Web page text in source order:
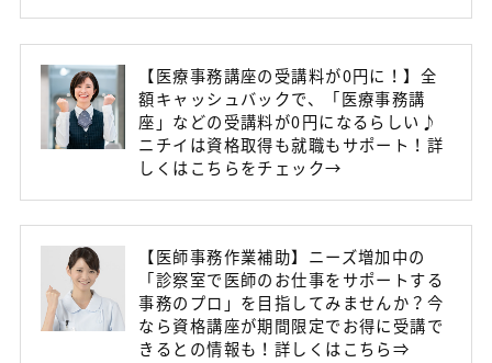
【医療事務講座の受講料が0円に！】全
額キャッシュバックで、「医療事務講
座」などの受講料が0円になるらしい♪
ニチイは資格取得も就職もサポート！詳
しくはこちらをチェック→
【医師事務作業補助】ニーズ増加中の
「診察室で医師のお仕事をサポートする
事務のプロ」を目指してみませんか？今
なら資格講座が期間限定でお得に受講で
きるとの情報も！詳しくはこちら⇒